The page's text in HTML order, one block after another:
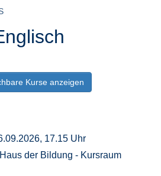
Kurse anzeigen
17.15 Uhr
der Bildung - Kursraum